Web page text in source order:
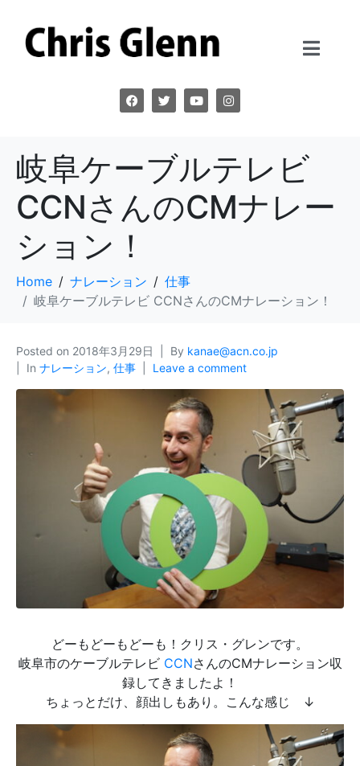
岐阜ケーブルテレビ
CCNさんのCMナレー
ション！
Home ナレーション
仕事
岐阜ケーブルテレビ CCNさんのCMナレーション！
Posted on 2018年3月29日 By kanae@acn.co.jp
In ナレーション, 仕事 Leave a comment
どーもどーもどーも！クリス・グレンです。
岐阜市のケーブルテレビ CCNさんのCMナレーション収
録してきましたよ！
ちょっとだけ、顔出しもあり。こんな感じ ↓